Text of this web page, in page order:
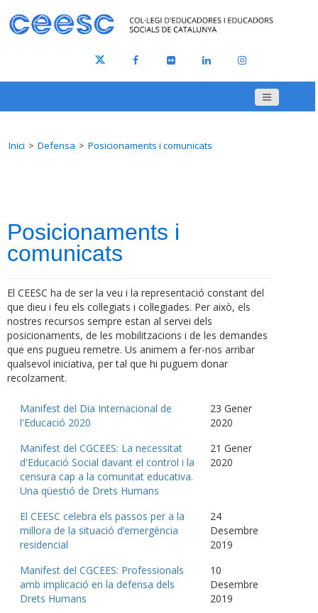
Inici Defensa Posicionaments i comunicats
Posicionaments i
comunicats
El CEESC ha de ser la veu i la representació constant del
que dieu i feu els col·legiats i col·legiades. Per això, els
nostres recursos sempre estan al servei dels
posicionaments, de les mobilitzacions i de les demandes
que ens pugueu remetre. Us animem a fer-nos arribar
qualsevol iniciativa, per tal que hi puguem donar
recolzament.
Manifest del Dia Internacional de
l'Educació 2020
23 Gener
2020
Manifest del CGCEES: La necessitat
d'Educació Social davant el control i la
censura cap a la comunitat educativa.
Una qüestió de Drets Humans
21 Gener
2020
El CEESC celebra els passos per a la
millora de la situació d’emergència
residencial
24
Desembre
2019
Manifest del CGCEES: Professionals
amb implicació en la defensa dels
Drets Humans
10
Desembre
2019